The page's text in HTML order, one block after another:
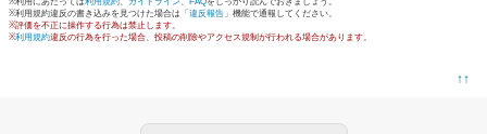
※利用規約違反の書き込みを見つけた場合は「 違反報告 」機能で通報してください。
※評価を不正に操作する行為は禁止します。
※利用規約違反の行為を行った場合、投稿の削除やアクセス規制が行われる場合があります。
↑↑